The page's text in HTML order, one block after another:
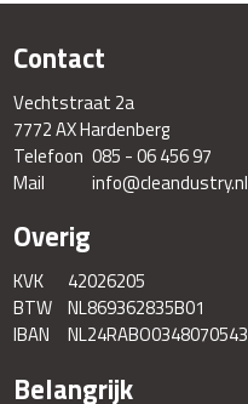
Contact
Vechtstraat 2a
7772 AX Hardenberg
Telefoon 085 - 06 456 97
Mail
info@cleandustry.nl
Overig
KVK
42026205
BTW NL869362835B01
IBAN
NL24RABO0348070543
Belangrijk